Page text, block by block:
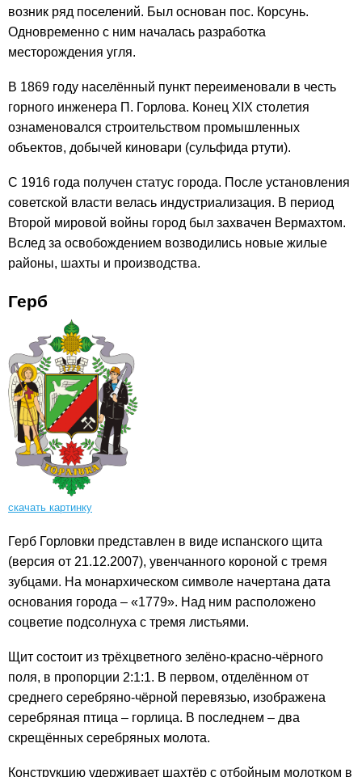
возник ряд поселений. Был основан пос. Корсунь.
Одновременно с ним началась разработка
месторождения угля.
В 1869 году населённый пункт переименовали в честь
горного инженера П. Горлова. Конец XIX столетия
ознаменовался строительством промышленных
объектов, добычей киновари (сульфида ртути).
С 1916 года получен статус города. После установления
советской власти велась индустриализация. В период
Второй мировой войны город был захвачен Вермахтом.
Вслед за освобождением возводились новые жилые
районы, шахты и производства.
Герб
скачать картинку
Герб Горловки представлен в виде испанского щита
(версия от 21.12.2007), увенчанного короной с тремя
зубцами. На монархическом символе начертана дата
основания города – «1779». Над ним расположено
соцветие подсолнуха с тремя листьями.
Щит состоит из трёхцветного зелёно-красно-чёрного
поля, в пропорции 2:1:1. В первом, отделённом от
среднего серебряно-чёрной перевязью, изображена
серебряная птица – горлица. В последнем – два
скрещённых серебряных молота.
Конструкцию удерживает шахтёр с отбойным молотком в